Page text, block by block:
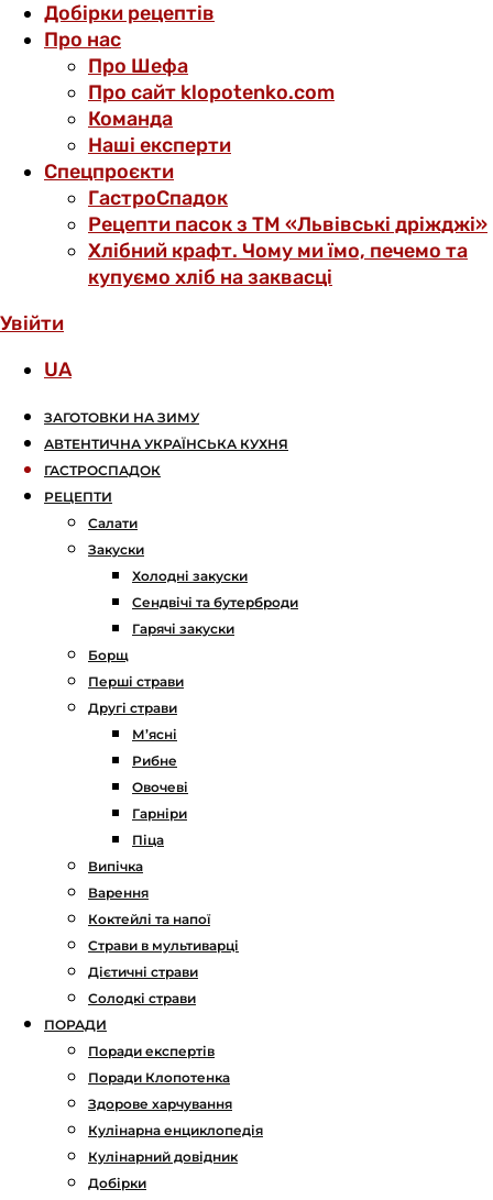
Добірки рецептів
Про нас
Про Шефа
Про сайт klopotenko.com
Команда
Наші експерти
Спецпроєкти
ГастроСпадок
Рецепти пасок з ТМ «Львівські дріжджі»
Хлібний крафт. Чому ми їмо, печемо та
купуємо хліб на заквасці
Увійти
UA
ЗАГОТОВКИ НА ЗИМУ
АВТЕНТИЧНА УКРАЇНСЬКА КУХНЯ
ГАСТРОСПАДОК
РЕЦЕПТИ
Салати
Закуски
Холодні закуски
Сендвічі та бутерброди
Гарячі закуски
Борщ
Перші страви
Другі страви
М’ясні
Рибне
Овочеві
Гарніри
Піца
Випічка
Варення
Коктейлі та напої
Страви в мультиварці
Дієтичні страви
Солодкі страви
ПОРАДИ
Поради експертів
Поради Клопотенка
Здорове харчування
Кулінарна енциклопедія
Кулінарний довідник
Добірки